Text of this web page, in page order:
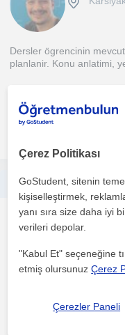
Dersler ögrencinin
planlanir. Konu anlatimi,
Ingilizce
basitleştirilmiş ve farklı
Çerez Politikası
GoStudent, sitenin
kişiselleştirmek,
yanı sıra size daha iyi
verileri depolar.
"Kabul Et" seçeneğine
etmiş olursunuzÇerez
Çerezler Paneli